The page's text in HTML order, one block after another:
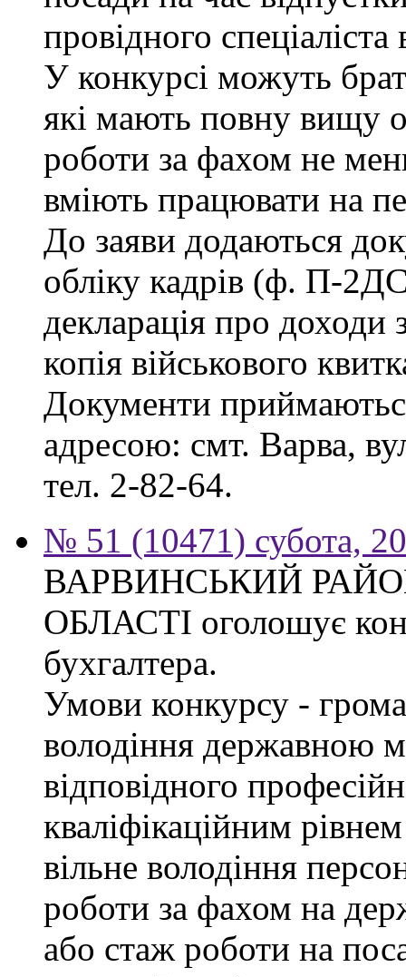
провідного
У конкурсі можуть
які мають повну вищу
роботи за фахом не
вміють працювати на
До заяви додаються
обліку кадрів (ф. П-
декларація про доходи
копія військового
Документи
адресою: смт. Варва,
тел. 2-82-64.
№ 51 (10471) субота,
ВАРВИНСЬКИЙ
ОБЛАСТІ оголошує
бухгалтера.
Умови конкурсу -
володіння державною
відповідного
кваліфікаційним
вільне володіння
роботи за фахом на
або стаж роботи на